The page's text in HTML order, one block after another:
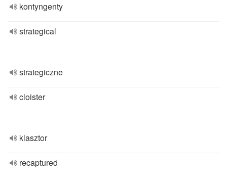
kontyngenty
strategical
strategiczne
cloister
klasztor
recaptured